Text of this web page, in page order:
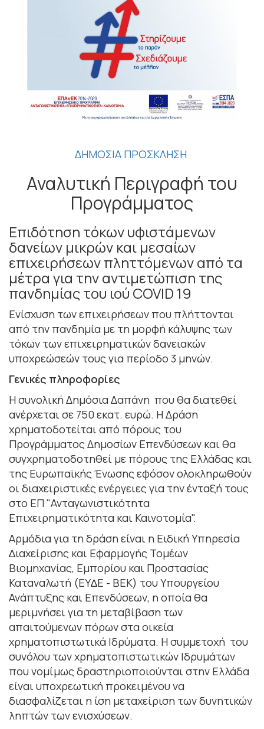
ΔΗΜΟΣΙΑ ΠΡΟΣΚΛΗΣΗ
Αναλυτική Περιγραφή του
Προγράμματος
Επιδότηση τόκων υφιστάμενων
δανείων μικρών και μεσαίων
επιχειρήσεων πληττόμενων από τα
μέτρα για την αντιμετώπιση της
πανδημίας του ιού COVID 19
Ενίσχυση των επιχειρήσεων που πλήττονται
από την πανδημία με τη μορφή κάλυψης των
τόκων των επιχειρηματικών δανειακών
υποχρεώσεών τους για περίοδο 3 μηνών.
Γενικές πληροφορίες
H συνολική Δημόσια Δαπάνη που θα διατεθεί
ανέρχεται σε 750 εκατ. ευρώ. Η Δράση
χρηματοδοτείται από πόρους του
Προγράμματος Δημοσίων Επενδύσεων και θα
συγχρηματοδοτηθεί με πόρους της Ελλάδας και
της Ευρωπαϊκής Ένωσης εφόσον ολοκληρωθούν
οι διαχειριστικές ενέργειες για την ένταξή τους
στο ΕΠ "Ανταγωνιστικότητα
Επιχειρηματικότητα και Καινοτομία".
Αρμόδια για τη δράση είναι η Ειδική Υπηρεσία
∆ιαχείρισης και Εφαρµογής Τοµέων
Βιοµηχανίας, Εµπορίου και Προστασίας
Καταναλωτή (ΕΥ∆Ε - ΒΕΚ) του Υπουργείου
Ανάπτυξης και Επενδύσεων, η οποία θα
μεριμνήσει για τη μεταβίβαση των
απαιτούμενων πόρων στα οικεία
χρηματοπιστωτικά Ιδρύματα. Η συμμετοχή του
συνόλου των χρηματοπιστωτικών Ιδρυμάτων
που νομίμως δραστηριοποιούνται στην Ελλάδα
είναι υποχρεωτική προκειμένου να
διασφαλίζεται η ίση μεταχείριση των δυνητικών
ληπτών των ενισχύσεων.